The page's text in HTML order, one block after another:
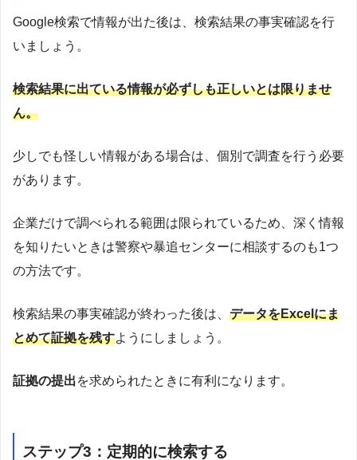
Google検索で情報が出た後は、検索結果の事実確認を行
いましょう。
検索結果に出ている情報が必ずしも正しいとは限りませ
ん。
少しでも怪しい情報がある場合は、個別で調査を行う必要
があります。
企業だけで調べられる範囲は限られているため、深く情報
を知りたいときは警察や暴追センターに相談するのも1つ
の方法です。
検索結果の事実確認が終わった後は、 データをExcelにま
とめて証拠を残すようにしましょう。
証拠の提出を求められたときに有利になります。
ステップ3：定期的に検索する